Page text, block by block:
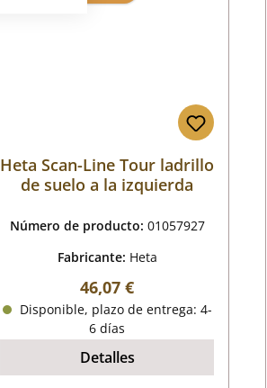
Heta Scan-Line Tour ladrillo
de suelo a la izquierda
Número de producto: 01057927
Fabricante: Heta
Precio normal:
46,07 €
Disponible, plazo de entrega: 4-
6 días
Detalles